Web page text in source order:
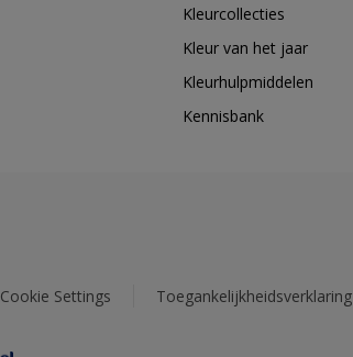
Kleurcollecties
Kleur van het jaar
Kleurhulpmiddelen
Kennisbank
Cookie Settings Toegankelijkheidsverklaring